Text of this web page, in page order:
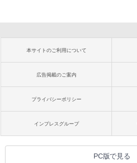
本サイトのご利用について
広告掲載のご案内
プライバシーポリシー
インプレスグループ
PC版で見る